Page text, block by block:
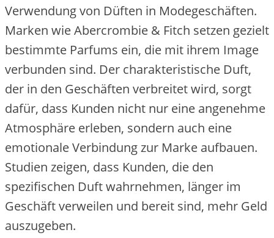
Verwendung von Düften in Modegeschäften.
Marken wie Abercrombie & Fitch setzen gezielt
bestimmte Parfums ein, die mit ihrem Image
verbunden sind. Der charakteristische Duft,
der in den Geschäften verbreitet wird, sorgt
dafür, dass Kunden nicht nur eine angenehme
Atmosphäre erleben, sondern auch eine
emotionale Verbindung zur Marke aufbauen.
Studien zeigen, dass Kunden, die den
spezifischen Duft wahrnehmen, länger im
Geschäft verweilen und bereit sind, mehr Geld
auszugeben.